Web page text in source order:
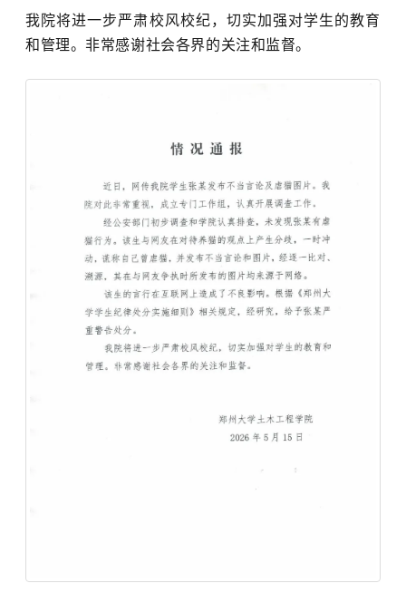
我院将进一步严肃校风校纪，切实加强对学生的教育
和管理。非常感谢社会各界的关注和监督。